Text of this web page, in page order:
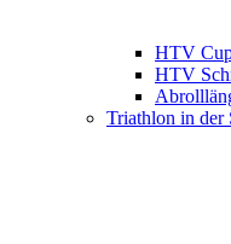
HTV
HTV
Triathlon in der